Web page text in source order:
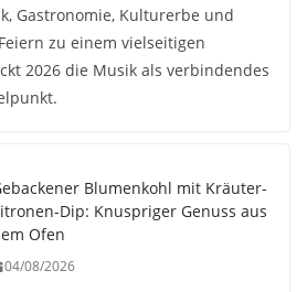
Gastronomie, Kulturerbe und
zu einem vielseitigen
2026 die Musik als verbindendes
Blumenkohl mit Kräuter-
Dip: Knuspriger Genuss aus
Ofen
04/08/2026